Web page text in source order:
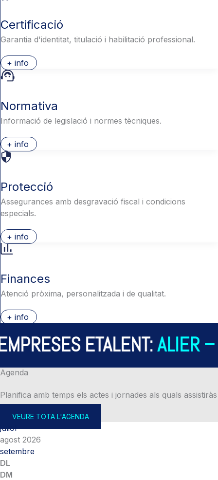
Certificació
Garantia d'identitat, titulació i habilitació professional.
+ info
Normativa
Informació de legislació i normes tècniques.
+ info
Protecció
Assegurances amb desgravació fiscal i condicions
especials.
+ info
Finances
Atenció pròxima, personalitzada i de qualitat.
+ info
ETALENT:ALIER –
Agenda
Planifica amb temps els actes i jornades als quals assistiràs
VEURE TOTA L'AGENDA
juliol
agost 2026
setembre
DL
DM